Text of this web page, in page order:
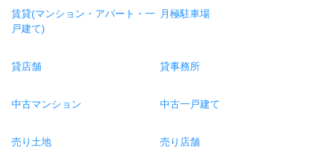
賃貸(マンション・アパート・一
戸建て)
月極駐車場
貸店舗 貸事務所
中古マンション 中古一戸建て
売り土地 売り店舗